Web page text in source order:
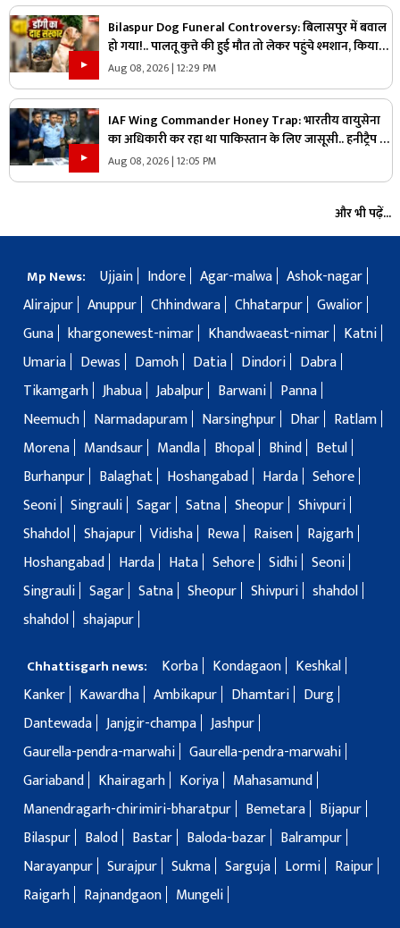
Bilaspur Dog Funeral Controversy: बिलासपुर में बवाल
हो गया!.. पालतू कुत्ते की हुई मौत तो लेकर पहुंचे श्मशान, किया
दाह संस्कार तो शुरू हो गया हंगामा
Aug 08, 2026 | 12:29 PM
IAF Wing Commander Honey Trap: भारतीय वायुसेना
का अधिकारी कर रहा था पाकिस्तान के लिए जासूसी.. हनीट्रैप में
फंसकर किया कुछ ऐसा जानकार रह जायेंगे हैरान
Aug 08, 2026 | 12:05 PM
और भी पढ़ें...
Mp News: Ujjain Indore Agar-malwa Ashok-nagar
Alirajpur Anuppur Chhindwara Chhatarpur Gwalior
Guna khargonewest-nimar Khandwaeast-nimar
Katni
Umaria
Dewas Damoh Datia Dindori
Dabra
Tikamgarh Jhabua Jabalpur Barwani
Panna
Neemuch
Narmadapuram Narsinghpur Dhar
Ratlam
Morena
Mandsaur Mandla Bhopal Bhind
Betul
Burhanpur
Balaghat Hoshangabad Harda Sehore
Seoni Singrauli Sagar Satna Sheopur Shivpuri
Shahdol Shajapur Vidisha Rewa Raisen
Rajgarh
Hoshangabad
Harda Hata Sehore Sidhi Seoni
Singrauli Sagar Satna Sheopur Shivpuri shahdol
shahdol shajapur
Chhattisgarh news: Korba Kondagaon
Keshkal
Kanker
Kawardha Ambikapur Dhamtari
Durg
Dantewada Janjgir-champa Jashpur
Gaurella-pendra-marwahi Gaurella-pendra-marwahi
Gariaband
Khairagarh Koriya
Mahasamund
Manendragarh-chirimiri-bharatpur
Bemetara
Bijapur
Bilaspur
Balod Bastar Baloda-bazar
Balrampur
Narayanpur Surajpur Sukma Sarguja Lormi
Raipur
Raigarh
Rajnandgaon Mungeli